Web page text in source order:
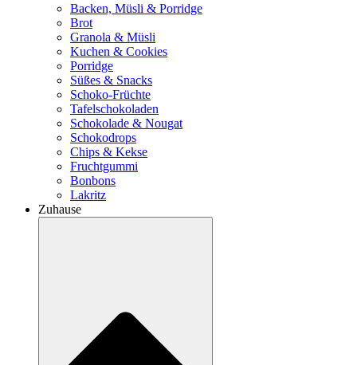
Backen, Müsli & Porridge
Brot
Granola & Müsli
Kuchen & Cookies
Porridge
Süßes & Snacks
Schoko-Früchte
Tafelschokoladen
Schokolade & Nougat
Schokodrops
Chips & Kekse
Fruchtgummi
Bonbons
Lakritz
Zuhause